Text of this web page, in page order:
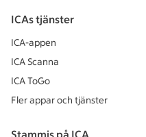
ICAs tjänster
ICA-appen
ICA Scanna
ICA ToGo
Fler appar och tjänster